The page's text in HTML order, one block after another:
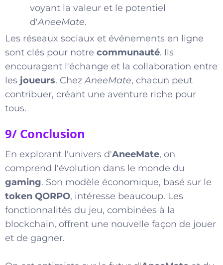
voyant la valeur et le potentiel
d'AneeMate.
Les réseaux sociaux et événements en ligne
sont clés pour notre communauté. Ils
encouragent l'échange et la collaboration entre
les joueurs. ChezAneeMate, chacun peut
contribuer, créant une aventure riche pour
tous.
9/ Conclusion
En explorant l'univers d'AneeMate, on
comprend l'évolution dans le monde du
gaming. Son modèle économique, basé sur le
token QORPO, intéresse beaucoup. Les
fonctionnalités du jeu, combinées à la
blockchain, offrent une nouvelle façon de jouer
et de gagner.